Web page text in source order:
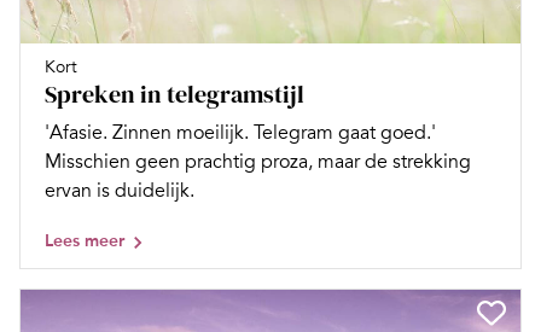
Kort
Spreken in telegramstijl
'Afasie. Zinnen moeilijk. Telegram gaat goed.'
Misschien geen prachtig proza, maar de strekking
ervan is duidelijk.
Lees meer